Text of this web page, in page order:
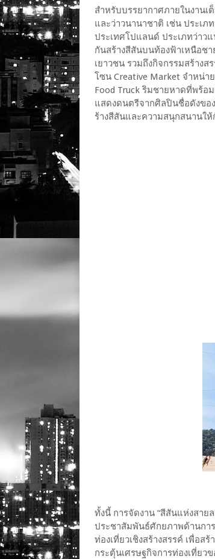
สำหรับบรรยากาศภายในงาน
และว่าวนานาชาติ เช่น ประเภ
ประเทศโปแลนด์ ประเภทว่าวแ
กันสร้างสีสันบนท้องฟ้าเหนือชา
เยาวชน รวมถึงกิจกรรมสร้าง
โซน Creative Market จำหน่
Food Truck ริมชายหาดที่พร้อ
แสดงดนตรีจากศิลปินชื่อดังของ
ร้างสีสันและความสนุกสนานให้
ทั้งนี้ การจัดงาน “สีสันแห่งสาย
ประชาสัมพันธ์ศักยภาพด้านกา
ท่องเที่ยวเชิงสร้างสรรค์ เพื่อ
กระตุ้นเศรษฐกิจการท่องเที่ยว